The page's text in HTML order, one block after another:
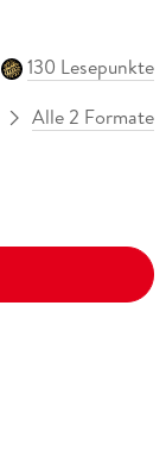
130 Lesepunkte
Alle 2 Formate